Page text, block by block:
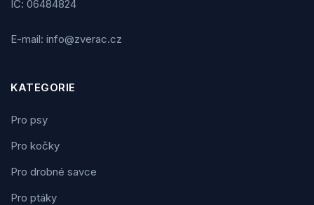
IČ: 06484824
E-mail: info@zverac.cz
KATEGORIE
Pro psy
Pro kočky
Pro drobné savce
Pro ptáky